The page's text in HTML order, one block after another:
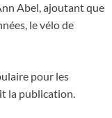
Abel, ajoutant que
le vélo de
pour les
la publication.